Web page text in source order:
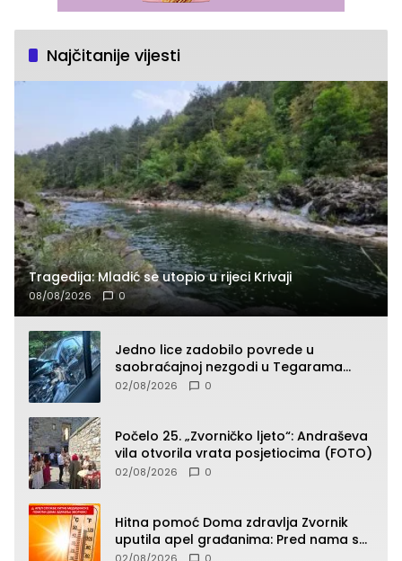
Najčitanije vijesti
Tragedija: Mladić se utopio u rijeci Krivaji
08/08/2026 0
Jedno lice zadobilo povrede u
saobraćajnoj nezgodi u Tegarama
(FOTO)
02/08/2026 0
Počelo 25. „Zvorničko ljeto“: Andraševa
vila otvorila vrata posjetiocima (FOTO)
02/08/2026 0
Hitna pomoć Doma zdravlja Zvornik
uputila apel građanima: Pred nama su
temperature do 40°C, oprez zbog
02/08/2026 0